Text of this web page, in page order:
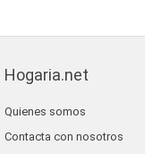
Hogaria.net
Quienes somos
Contacta con nosotros